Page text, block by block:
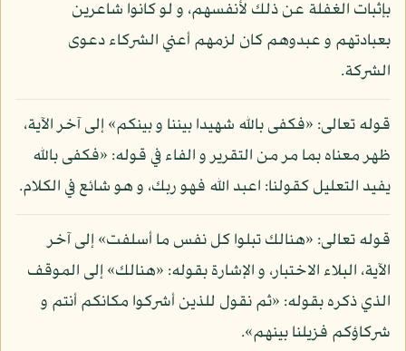
بإثبات الغفلة عن ذلك لأنفسهم، و لو كانوا شاعرين
بعبادتهم و عبدوهم كان لزمهم أعني الشركاء دعوى
الشركة.
قوله تعالى: «فكفى بالله شهيدا بيننا و بينكم» إلى آخر الآية،
ظهر معناه بما مر من التقرير و الفاء في قوله: «فكفى بالله
يفيد التعليل كقولنا: اعبد الله فهو ربك، و هو شائع في الكلام.
قوله تعالى: «هنالك تبلوا كل نفس ما أسلفت» إلى آخر
الآية، البلاء الاختبار، و الإشارة بقوله: «هنالك» إلى الموقف
الذي ذكره بقوله: «ثم نقول للذين أشركوا مكانكم أنتم و
شركاؤكم فزيلنا بينهم».